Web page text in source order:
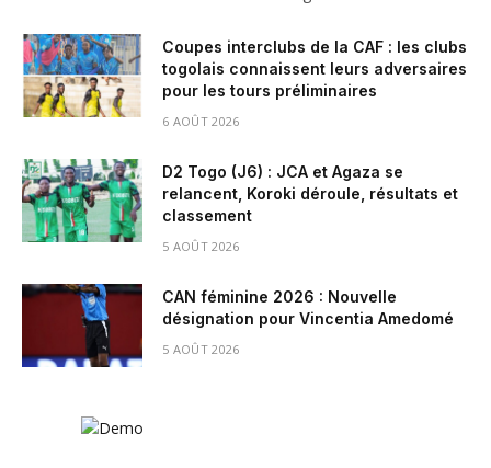
Coupes interclubs de la CAF : les clubs
togolais connaissent leurs adversaires
pour les tours préliminaires
6 AOÛT 2026
D2 Togo (J6) : JCA et Agaza se
relancent, Koroki déroule, résultats et
classement
5 AOÛT 2026
CAN féminine 2026 : Nouvelle
désignation pour Vincentia Amedomé
5 AOÛT 2026